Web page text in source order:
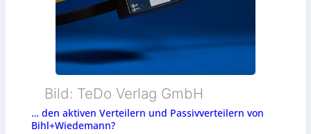
Bild: TeDo Verlag GmbH
… den aktiven Verteilern und Passivverteilern von
Bihl+Wiedemann?